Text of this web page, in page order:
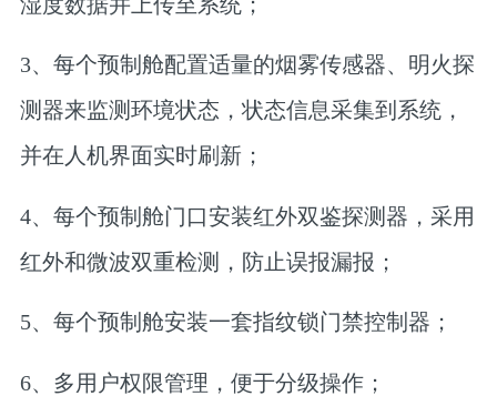
3、每个预制舱配置适量的烟雾传感器、明火探
测器来监测环境状态，状态信息采集到系统，
并在人机界面实时刷新；
4、每个预制舱门口安装红外双鉴探测器，采用
红外和微波双重检测，防止误报漏报；
5、每个预制舱安装一套指纹锁门禁控制器；
6、多用户权限管理，便于分级操作；